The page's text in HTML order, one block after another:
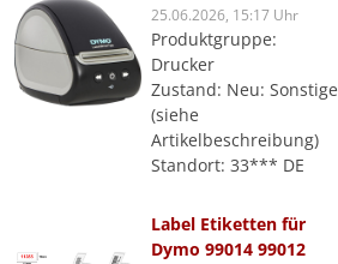
25.06.2026, 15:17 Uhr
Produktgruppe:
Drucker
Zustand: Neu: Sonstige
(siehe
Artikelbeschreibung)
Standort: 33*** DE
Label Etiketten für
Dymo 99014 99012